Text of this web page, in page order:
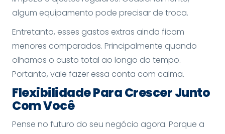
algum equipamento pode precisar de troca.
Entretanto, esses gastos extras ainda ficam
menores comparados. Principalmente quando
olhamos o custo total ao longo do tempo.
Portanto, vale fazer essa conta com calma.
Flexibilidade Para Crescer Junto
Com Você
Pense no futuro do seu negócio agora. Porque a